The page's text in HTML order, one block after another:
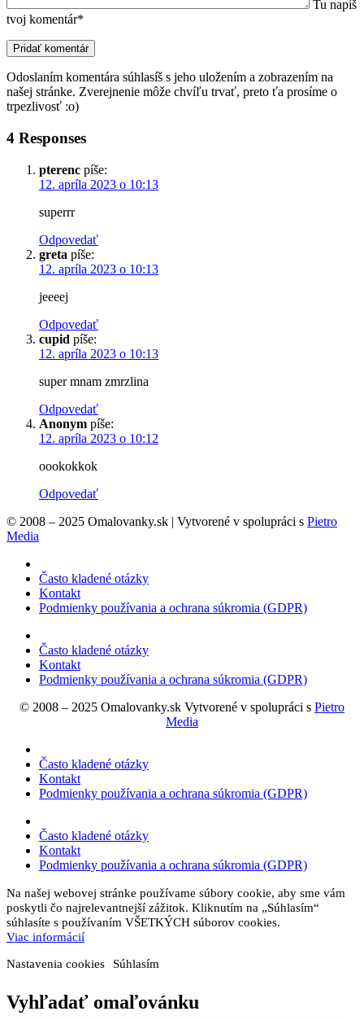
Tu napíš
tvoj komentár*
Odoslaním komentára súhlasíš s jeho uložením a zobrazením na
našej stránke. Zverejnenie môže chvíľu trvať, preto ťa prosíme o
trpezlivosť :o)
4 Responses
pterenc píše:
12. apríla 2023 o 10:13
superrr
Odpovedať
greta píše:
12. apríla 2023 o 10:13
jeeeej
Odpovedať
cupid píše:
12. apríla 2023 o 10:13
super mnam zmrzlina
Odpovedať
Anonym píše:
12. apríla 2023 o 10:12
oookokkok
Odpovedať
© 2008 – 2025 Omalovanky.sk | Vytvorené v spolupráci s Pietro
Media
Často kladené otázky
Kontakt
Podmienky používania a ochrana súkromia (GDPR)
Často kladené otázky
Kontakt
Podmienky používania a ochrana súkromia (GDPR)
© 2008 – 2025 Omalovanky.sk Vytvorené v spolupráci s Pietro
Media
Často kladené otázky
Kontakt
Podmienky používania a ochrana súkromia (GDPR)
Často kladené otázky
Kontakt
Podmienky používania a ochrana súkromia (GDPR)
Na našej webovej stránke používame súbory cookie, aby sme vám
poskytli čo najrelevantnejší zážitok. Kliknutím na „Súhlasím“
súhlasíte s používaním VŠETKÝCH súborov cookies.
Viac informácií
Nastavenia cookies Súhlasím
Vyhľadať omaľovánku